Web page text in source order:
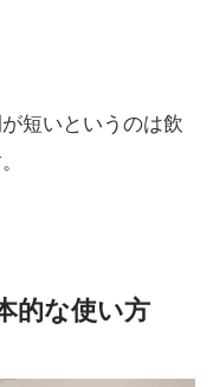
短いというのは飲
的な使い方